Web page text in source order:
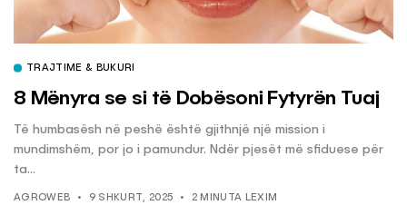
TRAJTIME & BUKURI
8 Mënyra se si të Dobësoni Fytyrën Tuaj
Të humbasësh në peshë është gjithnjë një mission i
mundimshëm, por jo i pamundur. Ndër pjesët më sfiduese për
ta...
AGROWEB 9 SHKURT, 2025 2 MINUTA LEXIM